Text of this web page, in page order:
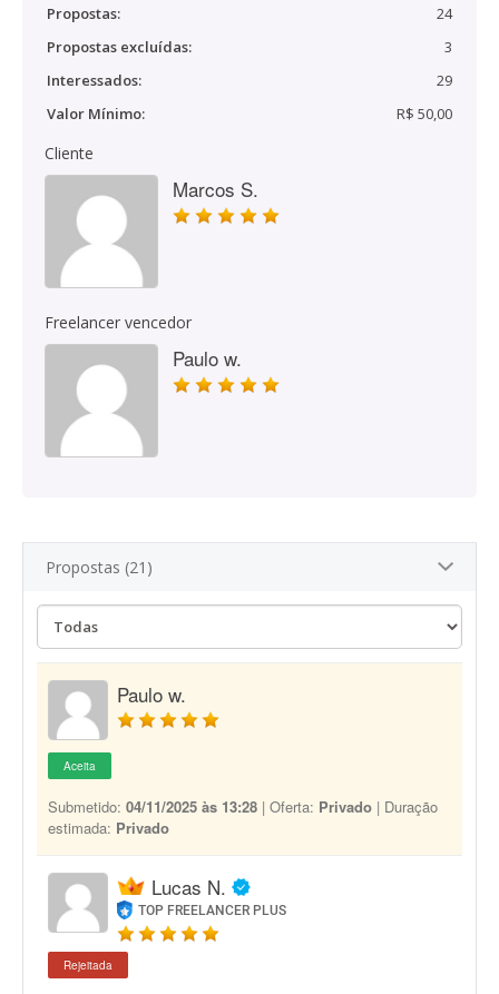
Propostas:
24
Propostas excluídas:
3
Interessados:
29
Valor Mínimo:
R$ 50,00
Cliente
Marcos S.
Freelancer vencedor
Paulo w.
Propostas (21)
Paulo w.
Aceita
Submetido: 04/11/2025 às 13:28 | Oferta: Privado | Duração
estimada: Privado
Lucas N.
TOP FREELANCER PLUS
Rejeitada